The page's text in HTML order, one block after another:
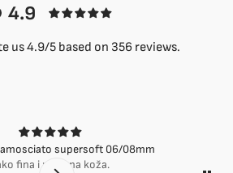
4.9
us 4.9/5 based on 356 reviews.
supersoft 06/08mm
fina i mekana koža.